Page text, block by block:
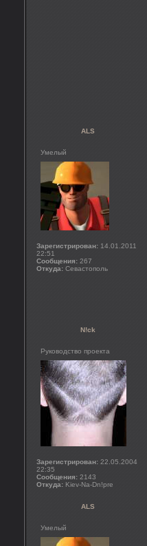
ALS
Умелый
Зарегистрирован: 14.01.2011
22:51
Сообщения: 267
Откуда: Севастополь
N!ck
Руководство проекта
Зарегистрирован: 22.05.2004
22:35
Сообщения: 2143
Откуда: Kiev-Na-Dn!pre
ALS
Умелый